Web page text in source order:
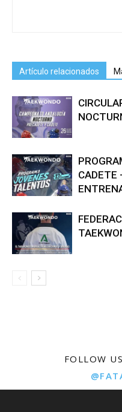
Artículo relacionados
CADETE
FOLLOW